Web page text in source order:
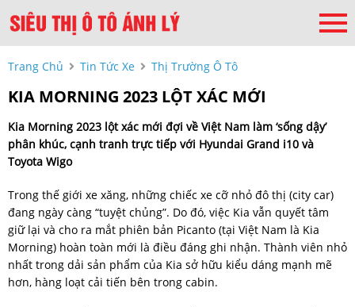
Trang Chủ Tin Tức Xe Thị Trường Ô Tô
KIA MORNING 2023 LỘT XÁC MỚI
Kia Morning 2023 lột xác mới đợi về Việt Nam làm ‘sống dậy’
phân khúc, cạnh tranh trực tiếp với Hyundai Grand i10 và
Toyota Wigo
Trong thế giới xe xăng, những chiếc xe cỡ nhỏ đô thị (city car)
đang ngày càng “tuyệt chủng”. Do đó, việc Kia vẫn quyết tâm
giữ lại và cho ra mắt phiên bản Picanto (tại Việt Nam là Kia
Morning) hoàn toàn mới là điều đáng ghi nhận. Thành viên nhỏ
nhất trong dải sản phẩm của Kia sở hữu kiểu dáng mạnh mẽ
hơn, hàng loạt cải tiến bên trong cabin.